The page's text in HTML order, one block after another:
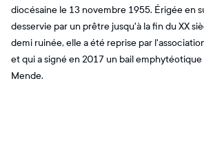
diocésaine le 13 novembre 1955. Érigée en
desservie par un prêtre jusqu'à la fin du XX
demi ruinée, elle a été reprise par
et qui a signé en 2017 un bail
Mende.